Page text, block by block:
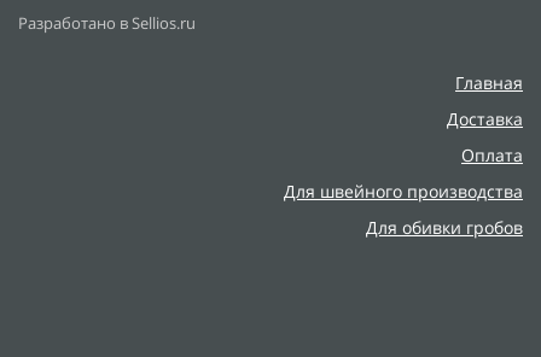
Разработано в Sellios.ru
Главная
Доставка
Оплата
Для швейного производства
Для обивки гробов